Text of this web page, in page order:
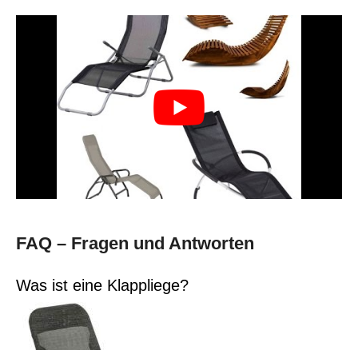
FAQ – Fragen und Antworten
Was ist eine Klappliege?